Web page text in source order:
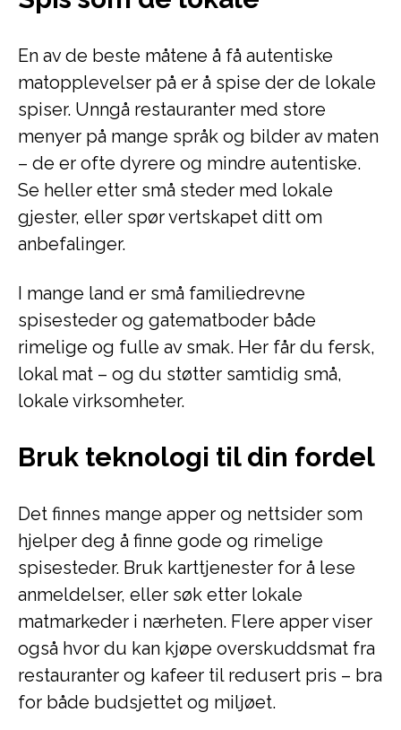
En av de beste måtene å få autentiske
matopplevelser på er å spise der de lokale
spiser. Unngå restauranter med store
menyer på mange språk og bilder av maten
– de er ofte dyrere og mindre autentiske.
Se heller etter små steder med lokale
gjester, eller spør vertskapet ditt om
anbefalinger.
I mange land er små familiedrevne
spisesteder og gatematboder både
rimelige og fulle av smak. Her får du fersk,
lokal mat – og du støtter samtidig små,
lokale virksomheter.
Bruk teknologi til din fordel
Det finnes mange apper og nettsider som
hjelper deg å finne gode og rimelige
spisesteder. Bruk karttjenester for å lese
anmeldelser, eller søk etter lokale
matmarkeder i nærheten. Flere apper viser
også hvor du kan kjøpe overskuddsmat fra
restauranter og kafeer til redusert pris – bra
for både budsjettet og miljøet.